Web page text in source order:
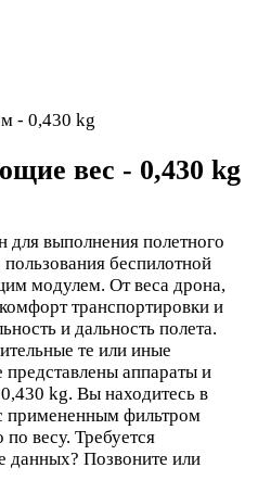
- 0,430 kg
вес - 0,430 kg
для выполнения полетного
беспилотной
модулем. От веса дрона,
транспортировки и
и дальность полета.
те или иные
аппараты и
kg. Вы находитесь в
примененным фильтром
весу. Требуется
данных? Позвоните или